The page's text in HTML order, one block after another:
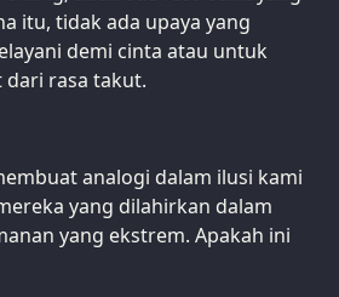
itu, tidak ada upaya yang
demi cinta atau untuk
rasa takut.
analogi dalam ilusi kami
yang dilahirkan dalam
yang ekstrem. Apakah ini